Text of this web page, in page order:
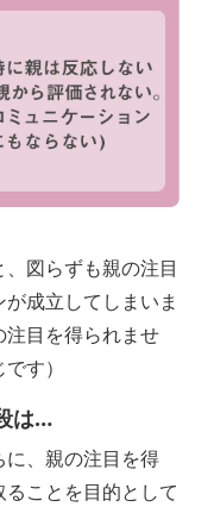
図らずも親の注目
成立してしまいま
目を得られませ
す）
は…
、親の注目を得
ことを目的として